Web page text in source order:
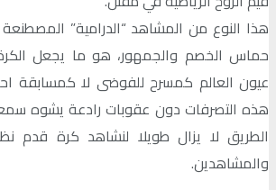
هذا النوع من المشاهد “الدرامية”
حماس الخصم والجمهور، هو ما يجعل
عيون العالم كمسرح للفوضى لا كمسابقة
هذه التصرفات دون عقوبات رادعة يشوه
الطريق لا يزال طويلا لنشاهد كرة قدم
والمشاهدين.